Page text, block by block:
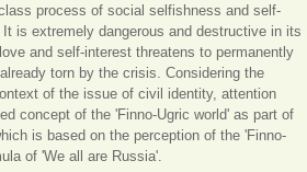
process of social selfishness and self-
is extremely dangerous and destructive in its
and self-interest threatens to permanently
torn by the crisis. Considering the
of the issue of civil identity, attention
concept of the 'Finno-Ugric world' as part of
is based on the perception of the 'Finno-
of 'We all are Russia'.